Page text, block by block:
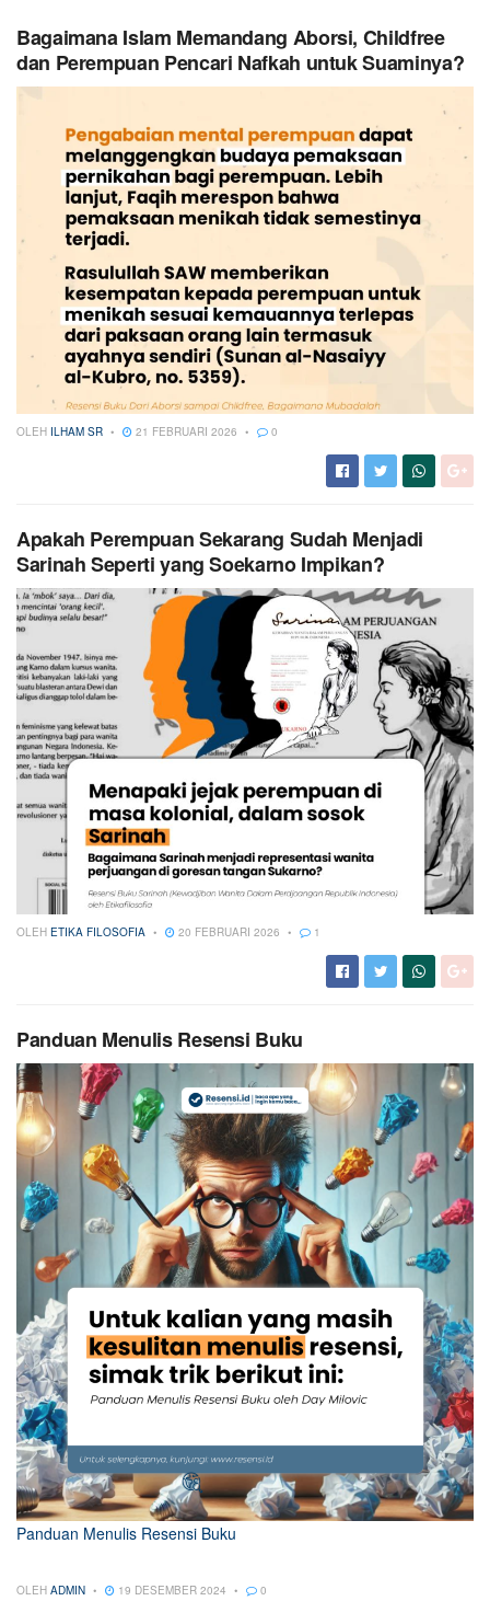
Bagaimana Islam Memandang Aborsi, Childfree
dan Perempuan Pencari Nafkah untuk Suaminya?
OLEH ILHAM SR 21 FEBRUARI 2026 0
Apakah Perempuan Sekarang Sudah Menjadi
Sarinah Seperti yang Soekarno Impikan?
OLEH ETIKA FILOSOFIA 20 FEBRUARI 2026 1
Panduan Menulis Resensi Buku
Panduan Menulis Resensi Buku
OLEH ADMIN 19 DESEMBER 2024 0